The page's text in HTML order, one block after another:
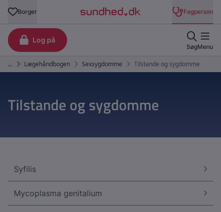
Tilstande og sygdomme
Syfilis
Mycoplasma genitalium